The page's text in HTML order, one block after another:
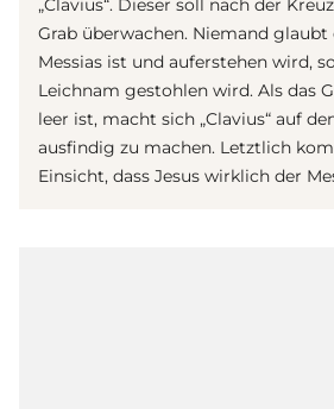
„Clavius“. Dieser soll nach der
Grab überwachen. Niemand glaubt
Messias ist und auferstehen wird,
Leichnam gestohlen wird. Als das
leer ist, macht sich „Clavius“ auf
ausfindig zu machen. Letztlich
Einsicht, dass Jesus wirklich der